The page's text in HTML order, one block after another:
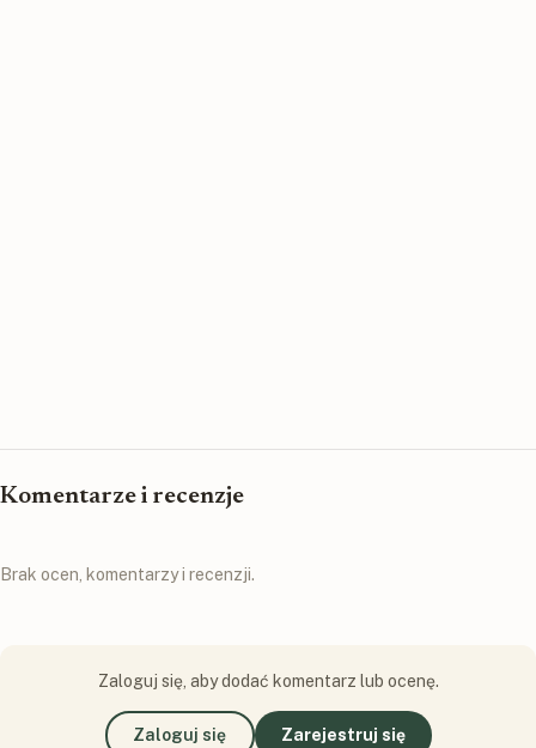
Komentarze i recenzje
Brak ocen, komentarzy i recenzji.
Zaloguj się, aby dodać komentarz lub ocenę.
Zaloguj się Zarejestruj się